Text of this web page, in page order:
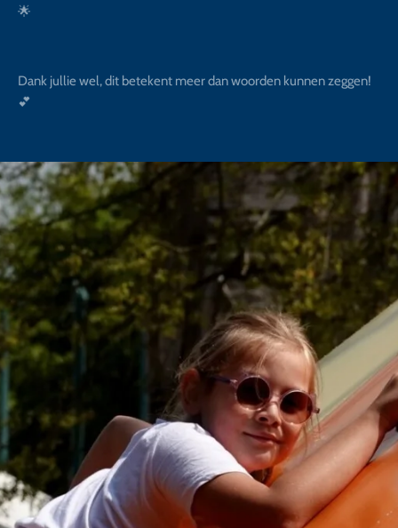
🌟
Dank jullie wel, dit betekent meer dan woorden kunnen zeggen!
💕